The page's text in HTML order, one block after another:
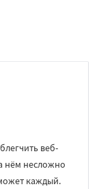
веб-
нём несложно
каждый.